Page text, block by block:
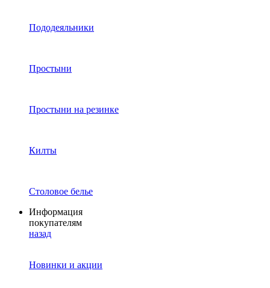
Пододеяльники
Простыни
Простыни на резинке
Килты
Столовое белье
Информация
покупателям
назад
Новинки и акции